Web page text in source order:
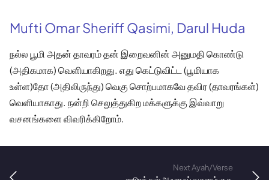
Mufti Omar Sheriff Qasimi, Darul Huda
நல்ல பூமி அதன் தாவரம் தன் இறைவனின் அனுமதி கொண்டு
(அதிகமாக) வெளியாகிறது. எது கெட்டுவிட்ட (பூமியாக
உள்ள)தோ (அதிலிருந்து) வெகு சொற்பமாகவே தவிர (தாவரங்கள்)
வெளியாகாது. நன்றி செலுத்துகிற மக்களுக்கு இவ்வாறு
வசனங்களை விவரிக்கிறோம்.
Next Ayah/Verse